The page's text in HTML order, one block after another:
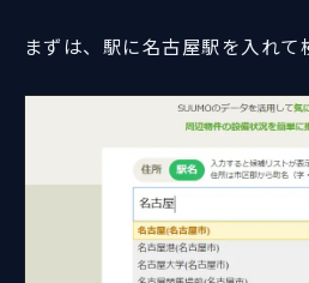
まずは、駅に名古屋駅を入れて